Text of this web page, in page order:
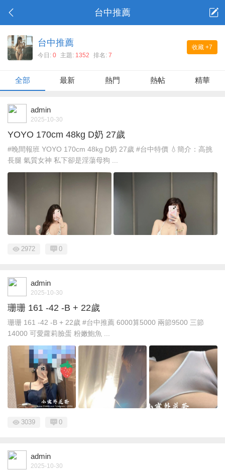
台中推薦
收藏 +7
台中推薦
今日: 0 主題: 1352 排名: 7
全部 最新 熱門 熱帖 精華
admin
2025-10-30
YOYO 170cm 48kg D奶 27歲
#晚間報班 YOYO 170cm 48kg D奶 27歲 #台中特價 💧簡介：高挑
長腿 氣質女神 私下卻是淫蕩母狗 ...
2972 0
admin
2025-10-30
珊珊 161 -42 -B + 22歲
珊珊 161 -42 -B + 22歲 #台中推薦 6000算5000 兩節9500 三節
14000 可愛蘿莉臉蛋 粉嫩鮑魚 ...
3039 0
admin
2025-10-30